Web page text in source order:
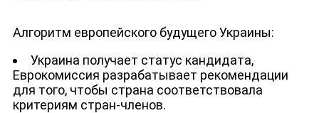
Алгоритм европейского будущего Украины:
Украина получает статус кандидата,
Еврокомиссия разрабатывает рекомендации
для того, чтобы страна соответствовала
критериям стран-членов.